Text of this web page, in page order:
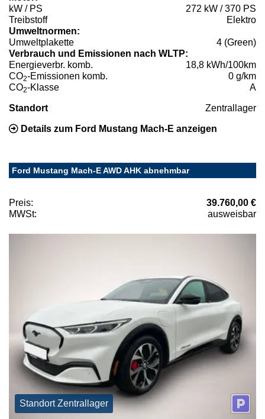
kW / PS
272 kW / 370 PS
Treibstoff
Elektro
Umweltnormen:
Umweltplakette
4 (Green)
Verbrauch und Emissionen nach WLTP:
Energieverbr. komb.
18,8 kWh/100km
CO2-Emissionen komb.
0 g/km
CO2-Klasse A
Standort Zentrallager
Details zum Ford Mustang Mach-E anzeigen
Ford Mustang Mach-E AWD AHK abnehmbar
Preis:
39.760,00 €
MWSt:
ausweisbar
Standort Zentrallager